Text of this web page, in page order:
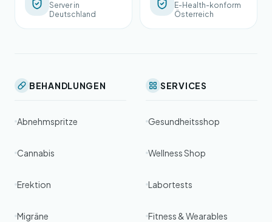
Server in
Deutschland
E-Health-konform
Österreich
BEHANDLUNGEN
Abnehmspritze
Cannabis
Erektion
Migräne
SERVICES
Gesundheitsshop
Wellness Shop
Labortests
Fitness & Wearables